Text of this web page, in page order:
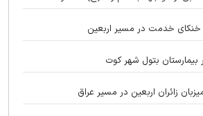
خنکای خدمت در مسیر اربعین
بتول شهر کوت
زائران اربعین در مسیر عراق